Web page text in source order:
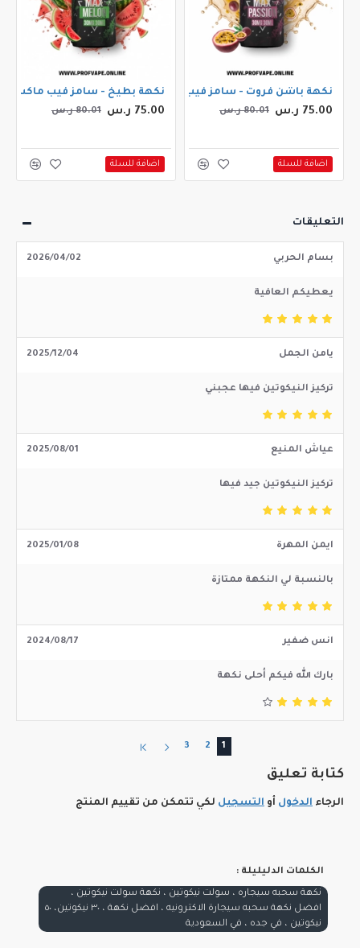
3ملجمنكهة باشن فروت - سامز فيب ماكس باشن فروت 30مل
75.00 ر.س 80.01 ر.س
اضافة للسلة
نكهة بطيخ - سامز فيب ماكس
75.00 ر.س 80.01 ر.س
اضافة للسلة
التعليقات
بسام الحربي 2026/04/02
يعطيكم العافية
يامن الجمل 2025/12/04
تركيز النيكوتين فيها عجبني
عياش المنيع 2025/08/01
تركيز النيكوتين جيد فيها
ايمن المهرة 2025/01/08
بالنسبة لي النكهة ممتازة
انس ضفير 2024/08/17
بارك الله فيكم أحلى نكهة
1
2
3
كتابة تعليق
الرجاء الدخول أو التسجيل لكي تتمكن من تقييم المنتج
الكلمات الدليليلة :
نكهة سحبه سيجاره ، سولت نيكوتين ، نكهة سولت نيكوتين ،
افضل نكهة سحبه سيجارة الاكترونيه ، افضل نكهة ، ٣٠ نيكوتين، ٥٠
نيكوتين ، في جده ، في السعودية